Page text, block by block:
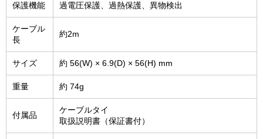
保護機能 過電圧保護、過熱保護、異物検出
ケーブル
長
約2m
サイズ 約 56(W) × 6.9(D) × 56(H) mm
重量 約 74g
付属品
ケーブルタイ
取扱説明書（保証書付）